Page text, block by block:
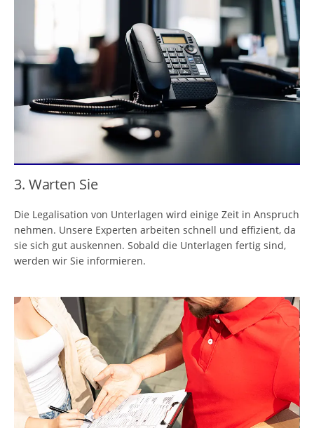
3. Warten Sie
Die Legalisation von Unterlagen wird einige Zeit in Anspruch
nehmen. Unsere Experten arbeiten schnell und effizient, da
sie sich gut auskennen. Sobald die Unterlagen fertig sind,
werden wir Sie informieren.